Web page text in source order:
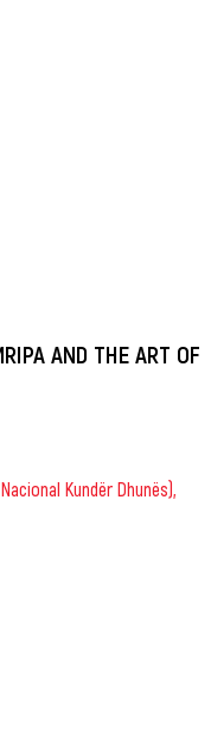
AND THE ART OF